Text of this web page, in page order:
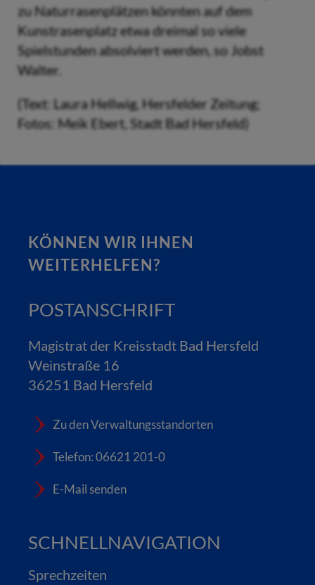
zu Naturrasenplätzen könnten auf dem
Kunstrasenplatz etwa dreimal so viele
Spielstunden absolviert werden, so Jobst
Walter.
(Text: Laura Hellwig, Hersfelder Zeitung;
Fotos: Meik Ebert, Stadt Bad Hersfeld)
KÖNNEN WIR IHNEN
WEITERHELFEN?
POSTANSCHRIFT
Magistrat der Kreisstadt Bad Hersfeld
Weinstraße 16
36251 Bad Hersfeld
Zu den Verwaltungsstandorten
Telefon: 06621 201-0
E-Mail senden
SCHNELLNAVIGATION
Sprechzeiten